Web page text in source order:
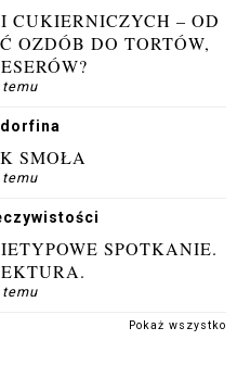
CUKIERNICZYCH – OD
OZDÓB DO TORTÓW,
SMOŁA
SPOTKANIE.
Pokaż wszystko